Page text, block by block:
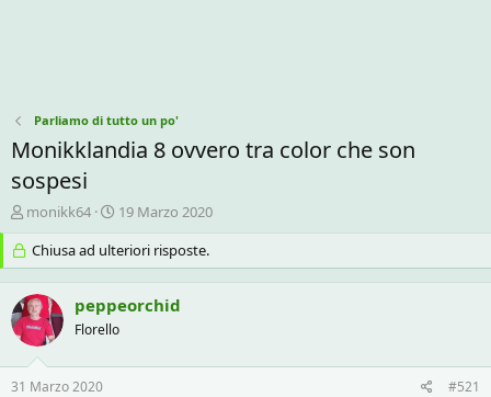
Parliamo di tutto un po'
Monikklandia 8 ovvero tra color che son
sospesi
C
r
e
a
t
o
r
e
D
monikk64
D
a
t
a
d
i
i
i
19 Marzo 2020
Chiusa ad ulteriori risposte.
peppeorchid
Florello
31 Marzo 2020 #521